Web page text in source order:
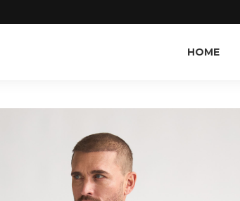
HOME